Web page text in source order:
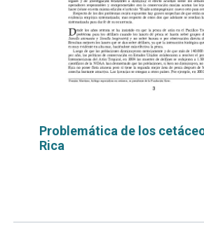
Problemática de los
Rica